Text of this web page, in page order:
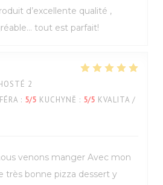
d’excellente qualité ,
tout est parfait!
2
: 5/5 KUCHYNĚ : 5/5 KVALITA /
venons manger Avec mon
très bonne pizza dessert y